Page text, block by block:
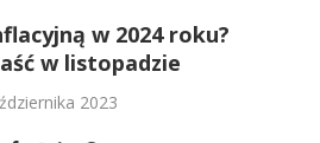
w 2024 roku?
w listopadzie
2023